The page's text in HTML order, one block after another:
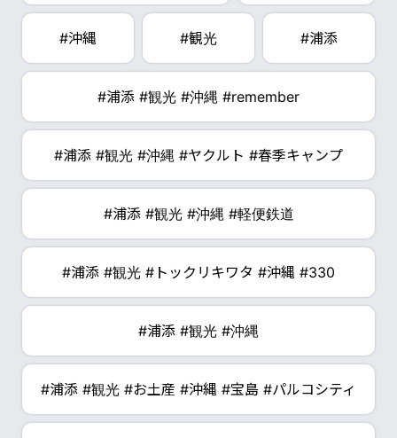
#沖縄 #観光 #浦添
#浦添 #観光 #沖縄 #remember
#浦添 #観光 #沖縄 #ヤクルト #春季キャンプ
#浦添 #観光 #沖縄 #軽便鉄道
#浦添 #観光 #トックリキワタ #沖縄 #330
#浦添 #観光 #沖縄
#浦添 #観光 #お土産 #沖縄 #宝島 #パルコシティ